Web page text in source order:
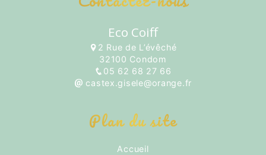
Eco Coiff
2 Rue de L’évêché
32100 Condom
05 62 68 27 66
castex.gisele@orange.fr
Plan du site
Accueil